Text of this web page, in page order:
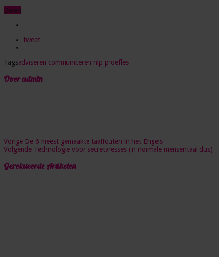
Delen
tweet
Tagsadviseren communiceren nlp proefles
Over admin
Vorige De 6 meest gemaakte taalfouten in het Engels
Volgende Technologie voor secretaresses (in normale mensentaal dus)
Gerelateerde Artikelen